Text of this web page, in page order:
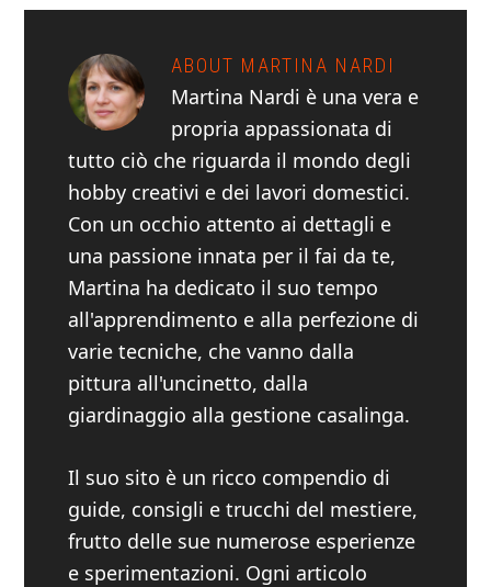
ABOUT MARTINA NARDI
Martina Nardi è una vera e
propria appassionata di
tutto ciò che riguarda il mondo degli
hobby creativi e dei lavori domestici.
Con un occhio attento ai dettagli e
una passione innata per il fai da te,
Martina ha dedicato il suo tempo
all'apprendimento e alla perfezione di
varie tecniche, che vanno dalla
pittura all'uncinetto, dalla
giardinaggio alla gestione casalinga.
Il suo sito è un ricco compendio di
guide, consigli e trucchi del mestiere,
frutto delle sue numerose esperienze
e sperimentazioni. Ogni articolo